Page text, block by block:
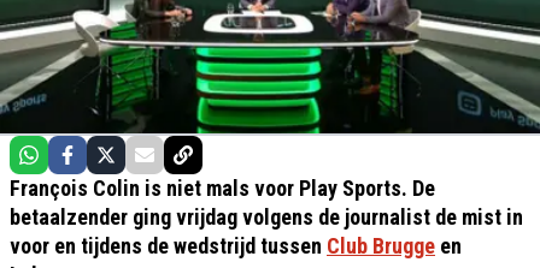
François Colin is niet mals voor Play Sports. De
betaalzender ging vrijdag volgens de journalist de mist in
voor en tijdens de wedstrijd tussen Club Brugge en